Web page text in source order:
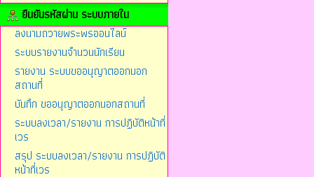
ยืนยันรหัสผ่าน ระบบภายใน
ลงนามถวายพระพรออนไลน์
ระบบรายงานจำนวนนักเรียน
รายงาน ระบบขออนุญาตออกนอก
สถานที่
บันทึก ขออนุญาตออกนอกสถานที่
ระบบลงเวลา/รายงาน การปฏิบัติหน้าที่
เวร
สรุป ระบบลงเวลา/รายงาน การปฏิบัติ
หน้าที่เวร